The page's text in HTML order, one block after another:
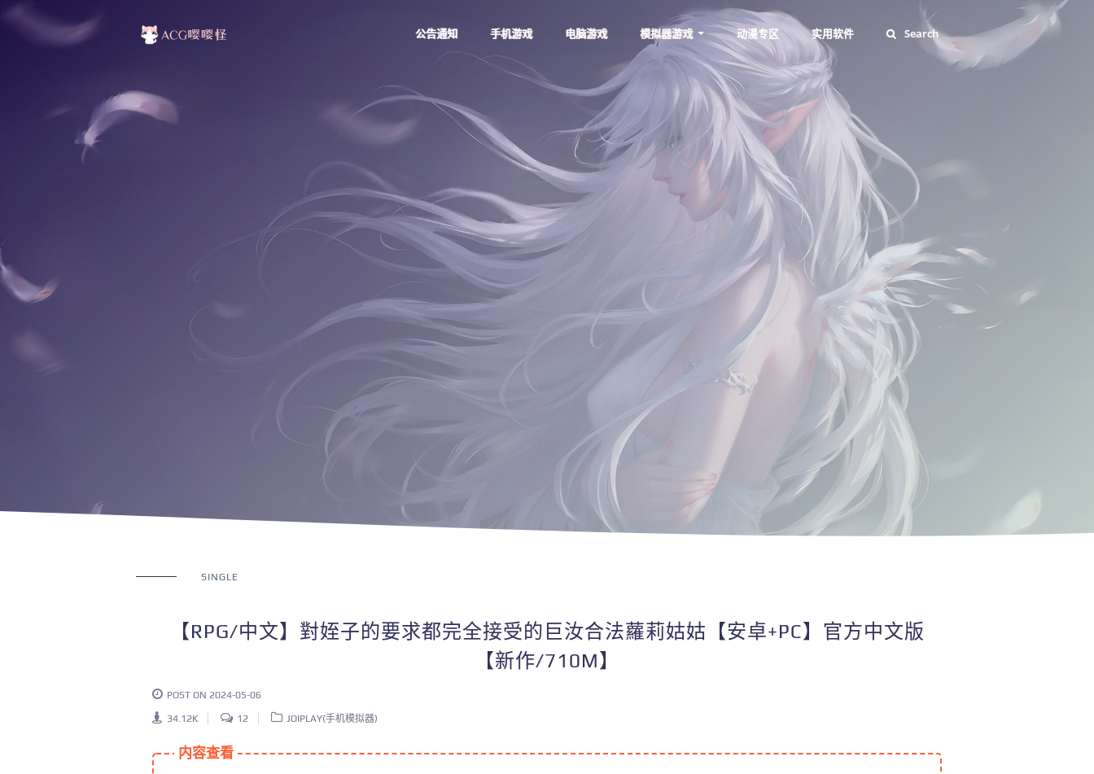
公告通知 手机游戏 电脑游戏 模拟器游戏 动漫专区 实用软件 Search
SINGLE
【RPG/中文】對姪子的要求都完全接受的巨汝合法蘿莉姑姑【安卓+PC】官方中文版
【新作/710M】
POST ON 2024-05-06
34.12K 12 JOIPLAY(手机模拟器)
内容查看